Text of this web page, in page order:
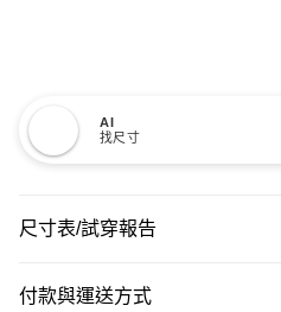
AI
找尺寸
尺寸表/試穿報告
付款與運送方式